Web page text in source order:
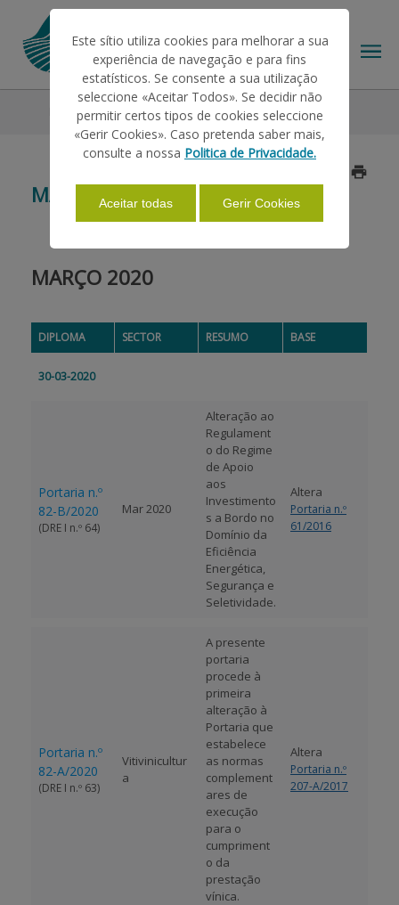
AJUDAS/APOIOS
INFORMAÇÕES
PAGAMENTOS
Entrar / Registar
Legislação 2020 Março
MARÇO
MARÇO 2020
DIPLOMA SECTOR RESUMO BASE
30-03-2020
Portaria n.º
82-B/2020
(DRE I n.º 64)
Mar 2020
Alteração ao
Regulament
o do Regime
de Apoio
aos
Investimento
s a Bordo no
Domínio da
Eficiência
Energética,
Segurança e
Seletividade.
Altera
Portaria n.º
61/2016
Portaria n.º
82-A/2020
(DRE I n.º 63)
Vitivinicultur
a
A presente
portaria
procede à
primeira
alteração à
Portaria que
estabelece
as normas
complement
ares de
execução
para o
cumpriment
o da
prestação
vínica.
Altera
Portaria n.º
207-A/2017
Este sítio utiliza cookies para melhorar a sua
experiência de navegação e para fins
estatísticos. Se consente a sua utilização
seleccione «Aceitar Todos». Se decidir não
permitir certos tipos de cookies seleccione
«Gerir Cookies». Caso pretenda saber mais,
consulte a nossa Politica de Privacidade.
Aceitar todas Gerir Cookies